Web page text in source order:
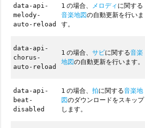
data-api-
melody-
auto-reload
1 の場合、 メロディに関する
音楽地図の自動更新を行いま
す。
data-api-
chorus-
auto-reload
1 の場合、サビに関する音楽
地図の自動更新を行います。
data-api-
beat-
disabled
1 の場合、拍に関する音楽地
図のダウンロードをスキップ
します。